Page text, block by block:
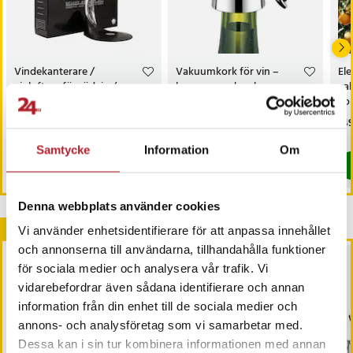
Samtycke Information Om
Denna webbplats använder cookies
Vi använder enhetsidentifierare för att anpassa innehållet
och annonserna till användarna, tillhandahålla funktioner
för sociala medier och analysera vår trafik. Vi
vidarebefordrar även sådana identifierare och annan
information från din enhet till de sociala medier och
annons- och analysföretag som vi samarbetar med.
Dessa kan i sin tur kombinera informationen med annan
Vindekanterare /
vinluftare för rödvin /
vinareator med ställ /
dekanterare för vin
Vakuumkork för vin –
bevarar smak och
Andra köpte också